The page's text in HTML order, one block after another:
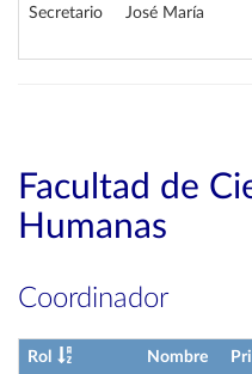
Secretario José María
Facultad de
Humanas
Coordinador
Rol Nombre